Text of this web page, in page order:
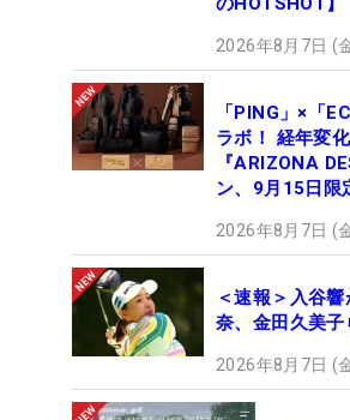
2026年8月7日 (
「PING」×「
ラボ！ 経年変
『ARIZONA
ン、9月15日限
2026年8月7日 (
＜速報＞入谷
奈、金田久美
2026年8月7日 (